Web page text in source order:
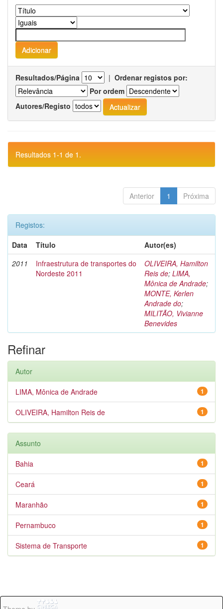
Resultados/Página | Ordenar registos por:
Por ordem
Autores/Registo
Resultados 1-1 de 1.
Anterior 1 Próxima
Registos:
Data
Título
Autor(es)
2011
Infraestrutura de transportes do
Nordeste 2011
OLIVEIRA, Hamilton
Reis de; LIMA,
Mônica de Andrade;
MONTE, Kerlen
Andrade do;
MILITÃO, Vivianne
Benevides
Refinar
Autor
1
LIMA, Mônica de Andrade
1
OLIVEIRA, Hamilton Reis de
Assunto
1
Bahia
1
Ceará
1
Maranhão
1
Pernambuco
1
Sistema de Transporte